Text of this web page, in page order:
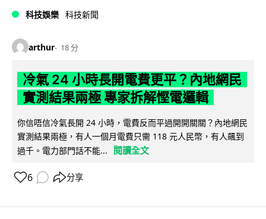
科技娛樂 科技新聞
arthur 18 分
冷氣 24 小時長開電費更平？內地網民
實測結果兩極 專家拆解慳電邏輯
你信唔信冷氣長開 24 小時，電費反而平過開開關關？內地網民
實測結果兩極，有人一個月電費只需 118 元人民幣，有人飆到
過千。電力部門話不能...
閱讀全文
6 分享